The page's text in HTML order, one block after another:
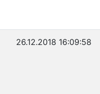
26.12.2018 16:09:58